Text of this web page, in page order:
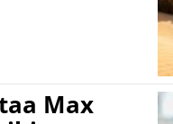
Max